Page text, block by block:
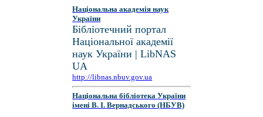
Національна академія наук
України
Бібліотечний портал
Національної академії
наук України | LibNAS
UA
http://libnas.nbuv.gov.ua
Національна бібліотека України
імені В. І. Вернадського (НБУВ)